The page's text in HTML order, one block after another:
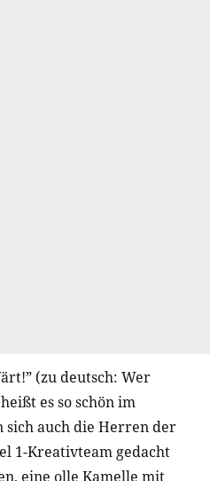
(zu deutsch: Wer
es so schön im
sich auch die Herren der
1-Kreativteam gedacht
eine olle Kamelle mit